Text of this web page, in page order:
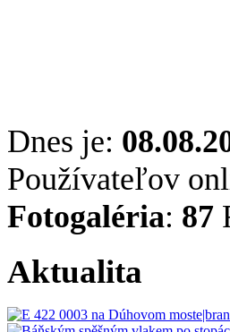
Dnes je:
Používateľov
Fotogaléria: 87
Aktualita